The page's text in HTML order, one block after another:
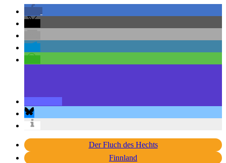
Der Fluch des Hechts
Finnland